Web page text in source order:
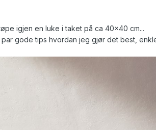
igjen en luke i taket på ca 40x40 cm...
par gode tips hvordan jeg gjør det best,